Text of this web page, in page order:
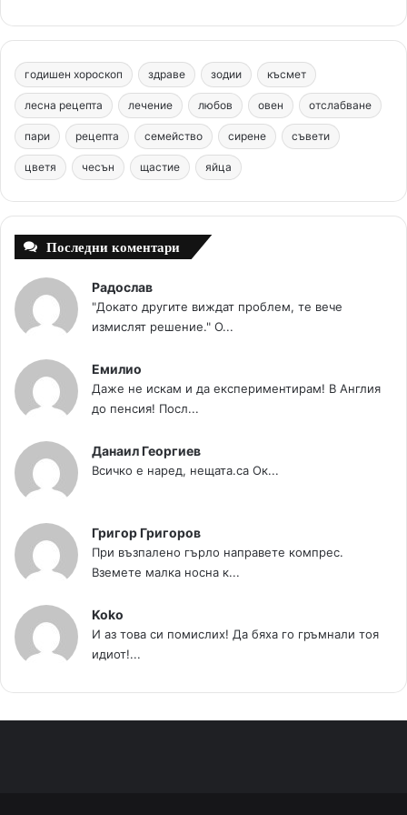
e
b
o
o
k
t
e
r
e
s
t
T
u
b
e
t
a
g
r
m
c
m
годишен хороскоп здраве зодии късмет
лесна рецепта лечение любов овен отслабване
пари рецепта семейство сирене съвети
цветя чесън щастие яйца
Последни коментари
Радослав
"Докато другите виждат проблем, те вече
измислят решение." О...
Емилио
Даже не искам и да експериментирам! В Англия
до пенсия! Посл...
Данаил Георгиев
Всичко е наред, нещата.са Ок...
Григор Григоров
При възпалено гърло направете компрес.
Вземете малка носна к...
Koko
И аз това си помислих! Да бяха го гръмнали тоя
идиот!...